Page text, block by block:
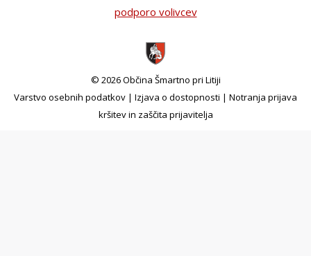
podporo volivcev
© 2026 Občina Šmartno pri Litiji
Varstvo osebnih podatkov | Izjava o dostopnosti | Notranja prijava
kršitev in zaščita prijavitelja